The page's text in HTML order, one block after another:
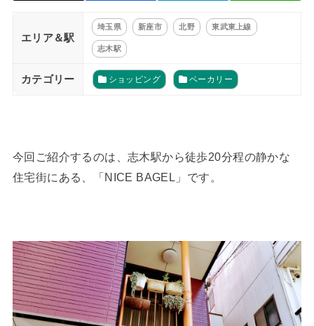
エリア＆駅
埼玉県 新座市 北野 東武東上線
志木駅
カテゴリー ショッピング ベーカリー
今回ご紹介するのは、志木駅から徒歩20分程の静かな
住宅街にある、「NICE BAGEL」です。